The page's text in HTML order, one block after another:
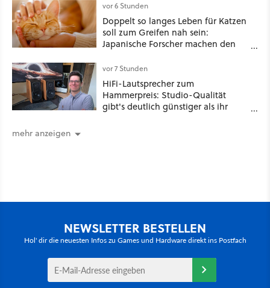
vor 6 Stunden
Doppelt so langes Leben für Katzen
soll zum Greifen nah sein:
Japanische Forscher machen den
wahr, doch über 1.200 Kommentare
zeigen, dass es nicht so einfach ist
vor 7 Stunden
HiFi-Lautsprecher zum
Hammerpreis: Studio-Qualität
gibt's deutlich günstiger als ihr
mehr anzeigen
NEWSLETTER BESTELLEN
Hol' dir die neuesten Infos zu Games und Hardware direkt ins Postfach